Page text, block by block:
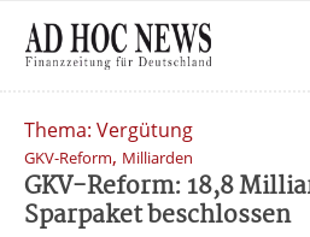
Thema: Vergütung
GKV-Reform, Milliarden
GKV-Reform: 18,8
Sparpaket beschlossen